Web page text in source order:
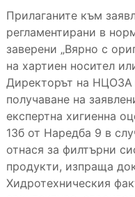
Прилаганите към
регламентирани в
заверени „Вярно с
на хартиен носител
Директорът на НЦОЗА
получаване на
експертна хигиенна
13б от Наредба 9 в
отнася за филтърни
продукти, изпраща
Хидротехническия